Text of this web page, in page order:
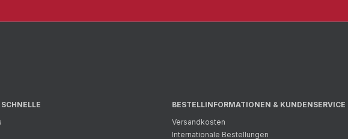
BESTELLINFORMATIONEN & KUNDENSERVICE
Versandkosten
Internationale Bestellungen